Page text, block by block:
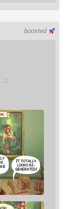
boosted